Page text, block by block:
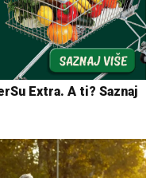
Extra. A ti? Saznaj